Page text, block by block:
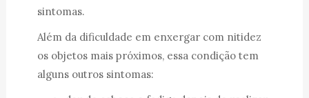
sintomas.
Além da dificuldade em enxergar com nitidez
os objetos mais próximos, essa condição tem
alguns outros sintomas: